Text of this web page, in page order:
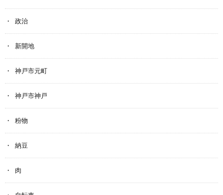
政治
新開地
神戸市元町
神戸市神戸
粉物
納豆
肉